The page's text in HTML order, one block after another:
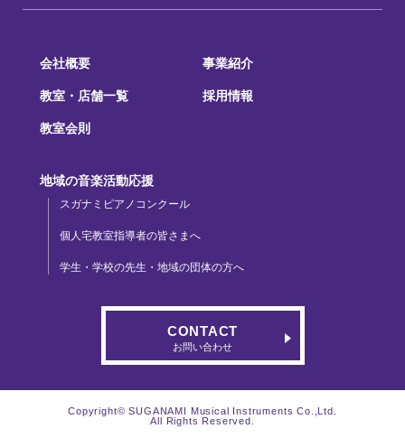
会社概要 事業紹介
教室・店舗一覧 採用情報
教室会則
地域の音楽活動応援
スガナミピアノコンクール
個人宅教室指導者の皆さまへ
学生・学校の先生・地域の団体の方へ
CONTACT
お問い合わせ
Copyright© SUGANAMI Musical Instruments Co.,Ltd.
All Rights Reserved.